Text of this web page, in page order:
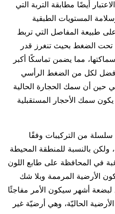
أيضًا مطابقة التربة التي
المستويات الطبقية
طبيعة المفاصل التي تربط
تحت الضغط بحيث تنغرز قدر
مما يضمن تماسكًا أكبر
أفضل لكل من الضغط الرأسي
حين أن سمك الحجارة الحالية
يجب أن يكون سمك الأحجار المستقبلية
من التركيبات وفقًا
ولكن بالنسبة للمنطقة المحيطة
في المحافظة على طابع اللون
الأرضية المرممة وبلا شك
أشهر سيكون الأمر مفاجئًا
الحاليّة، وهي أرضيّة غير